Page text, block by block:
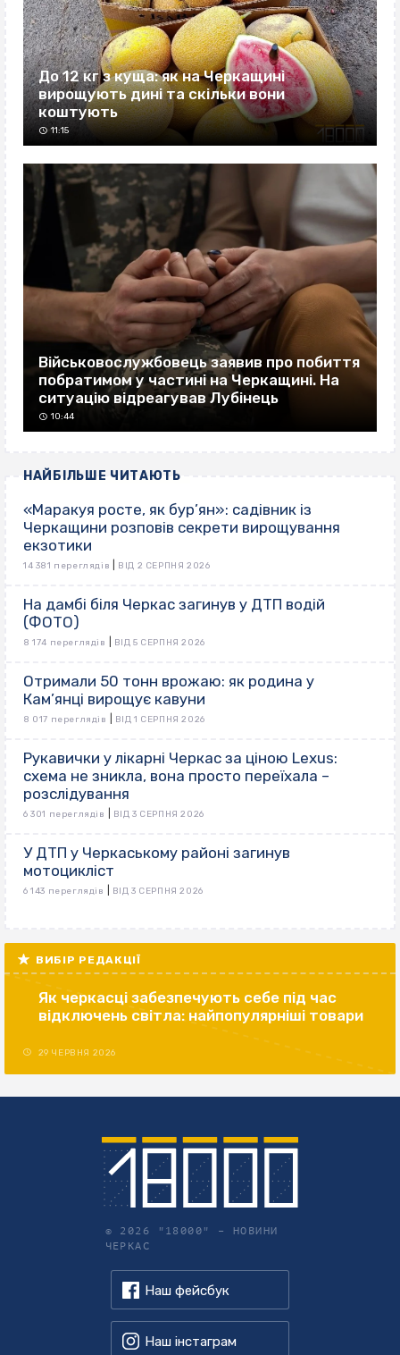
До 12 кг з куща: як на Черкащині
вирощують дині та скільки вони
коштують
11:15
Військовослужбовець заявив про побиття
побратимом у частині на Черкащині. На
ситуацію відреагував Лубінець
10:44
НАЙБІЛЬШЕ ЧИТАЮТЬ
«Маракуя росте, як бур’ян»: садівник із
Черкащини розповів секрети вирощування
екзотики
14 381 переглядів ВІД 2 СЕРПНЯ 2026
На дамбі біля Черкас загинув у ДТП водій
(ФОТО)
8 174 переглядів ВІД 5 СЕРПНЯ 2026
Отримали 50 тонн врожаю: як родина у
Кам’янці вирощує кавуни
8 017 переглядів ВІД 1 СЕРПНЯ 2026
Рукавички у лікарні Черкас за ціною Lexus:
схема не зникла, вона просто переїхала –
розслідування
6 301 переглядів ВІД 3 СЕРПНЯ 2026
У ДТП у Черкаському районі загинув
мотоцикліст
6 143 переглядів ВІД 3 СЕРПНЯ 2026
ВИБІР РЕДАКЦІЇ
Як черкасці забезпечують себе під час
відключень світла: найпопулярніші товари
29 ЧЕРВНЯ 2026
© 2026 "18000" – НОВИНИ
ЧЕРКАС
Наш фейсбук
Наш інстаграм